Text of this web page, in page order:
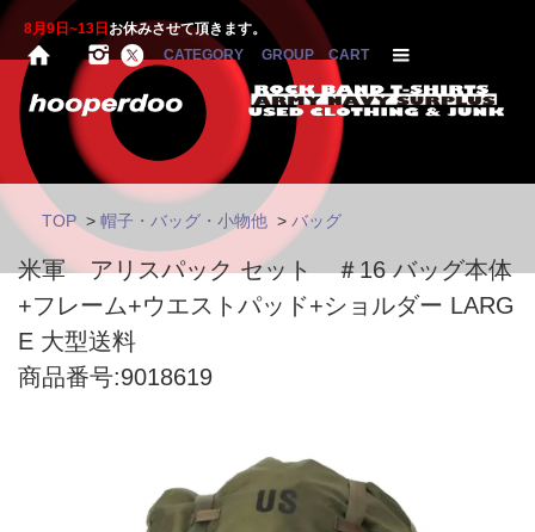
8月9日~13日 お休みさせて頂きます。
CATEGORY
GROUP CART
TOP > 帽子・バッグ・小物他 > バッグ
米軍 アリスパック セット ＃16 バッグ本体
+フレーム+ウエストパッド+ショルダー LARG
E 大型送料
商品番号:9018619